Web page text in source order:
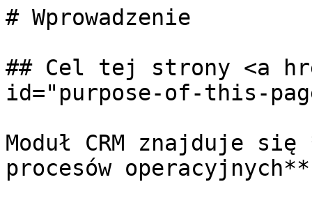
# Wprowadzenie
## Cel tej strony <a
id="purpose-of-this-
Moduł CRM znajduje
procesów